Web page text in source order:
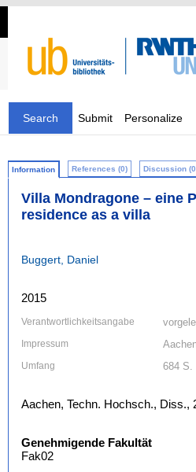
Search Submit Personalize
Information References (0) Discussion
Villa Mondragone – eine
residence as a villa
Buggert, Daniel
2015
Verantwortlichkeitsangabe
Impressum
Umfang 684 S.
Aachen, Techn. Hochsch., Diss.,
Genehmigende Fakultät
Fak02